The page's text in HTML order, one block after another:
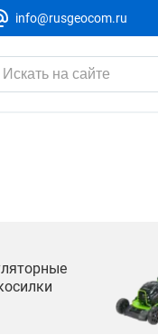
info@rusgeocom.ru